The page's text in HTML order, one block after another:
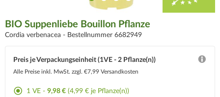
BIO Suppenliebe Bouillon Pflanze
Cordia verbenacea - Bestellnummer 6682949
Preis je Verpackungseinheit (1VE - 2 Pflanze(n))
Alle Preise inkl. MwSt. zzgl. €7,99 Versandkosten
1 VE - 9,98 € (4,99 € je Pflanze(n))